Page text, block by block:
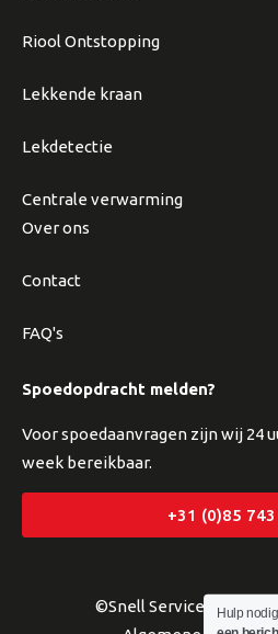
Riool Ontstopping
Lekkende kraan
Lekdetectie
Centrale verwarming
Over ons
Contact
FAQ's
Spoedopdracht melden?
Voor spoedaanvragen zijn wij 24
week bereikbaar.
+31 (0)85
©Snell Service Hulp